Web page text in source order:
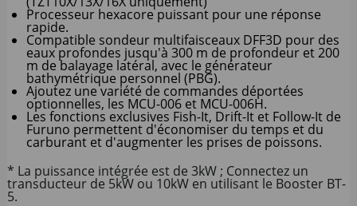
Processeur hexacore puissant pour une réponse
rapide.
Compatible sondeur multifaisceaux DFF3D pour des
eaux profondes jusqu'à 300 m de profondeur et 200
m de balayage latéral, avec le générateur
bathymétrique personnel (PBG).
Ajoutez une variété de commandes déportées
optionnelles, les MCU-006 et MCU-006H.
Les fonctions exclusives Fish-It, Drift-It et Follow-It de
Furuno permettent d'économiser du temps et du
carburant et d'augmenter les prises de poissons.
* La puissance intégrée est de 3kW ; Connectez un
transducteur de 5kW ou 10kW en utilisant le Booster BT-
5.